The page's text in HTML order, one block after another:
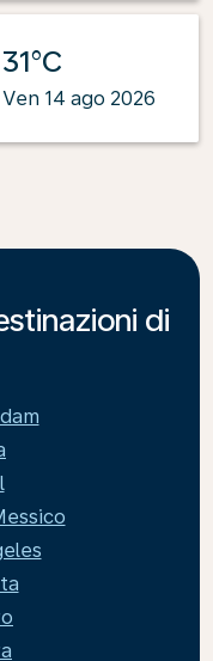
31°C
Ven 14 ago 2026
di